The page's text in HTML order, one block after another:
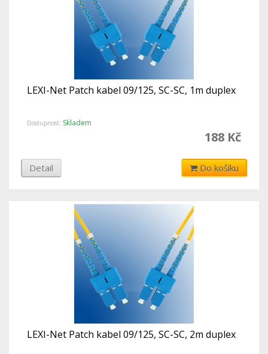
LEXI-Net Patch kabel 09/125, SC-SC, 1m duplex
Dostupnost: Skladem
188 Kč
Detail Do košíku
LEXI-Net Patch kabel 09/125, SC-SC, 2m duplex